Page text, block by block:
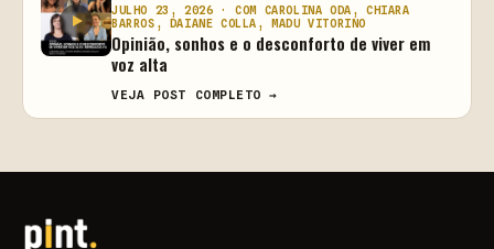
JULHO 23, 2026 · COM CAROLINA ODA, CHIARA
BARROS, DAIANE COLLA, MADU VITORINO
Opinião, sonhos e o desconforto de viver em
voz alta
VEJA POST COMPLETO →